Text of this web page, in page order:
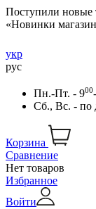
Поступили новые
«Новинки
укр
рус
Пн.-Пт. - 900
Сб., Вс. - по
Корзина
Сравнение
Нет товаров
Избранное
Войти